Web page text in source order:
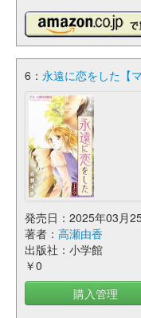
6： 永遠に恋をした【
発売日：2025年03月
著者： 高瀬由香
出版社：小学館
￥0
購入管理